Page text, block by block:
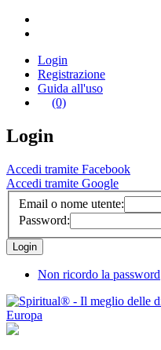
Login
Registrazione
Guida all'uso
(0)
Login
Accedi tramite Facebook
Accedi tramite Google
Email o nome utente:
Password:
Non ricordo la password